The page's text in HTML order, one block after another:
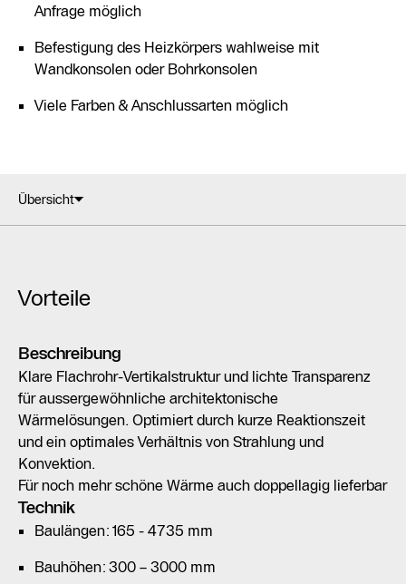
Anfrage möglich
Befestigung des Heizkörpers wahlweise mit
Wandkonsolen oder Bohrkonsolen
Viele Farben & Anschlussarten möglich
Übersicht
Vorteile
Beschreibung
Klare Flachrohr-Vertikalstruktur und lichte Transparenz
für aussergewöhnliche architektonische
Wärmelösungen. Optimiert durch kurze Reaktionszeit
und ein optimales Verhältnis von Strahlung und
Konvektion.
Für noch mehr schöne Wärme auch doppellagig lieferbar
Technik
Baulängen: 165 - 4735 mm
Bauhöhen: 300 – 3000 mm